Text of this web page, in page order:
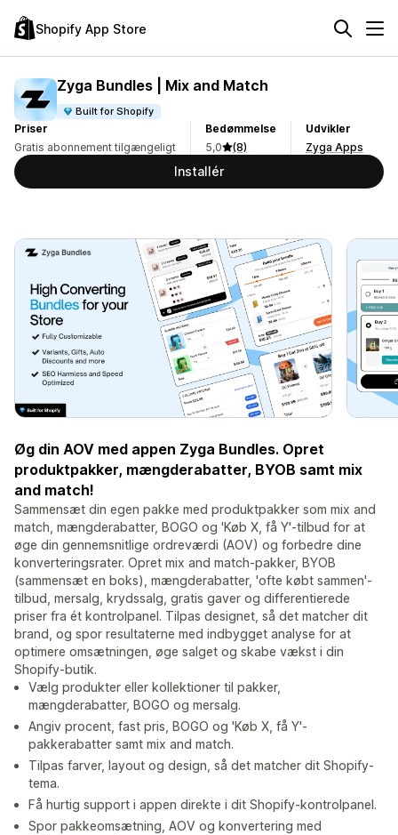
Shopify App Store
Zyga Bundles | Mix and Match
Built for Shopify
Priser
Gratis abonnement tilgængeligt
Bedømmelse
5,0
(8)
Udvikler
Zyga Apps
Installér
Øg din AOV med appen Zyga Bundles. Opret
produktpakker, mængderabatter, BYOB samt mix
and match!
Sammensæt din egen pakke med produktpakker som mix and
match, mængderabatter, BOGO og 'Køb X, få Y'-tilbud for at
øge din gennemsnitlige ordreværdi (AOV) og forbedre dine
konverteringsrater. Opret mix and match-pakker, BYOB
(sammensæt en boks), mængderabatter, 'ofte købt sammen'-
tilbud, mersalg, krydssalg, gratis gaver og differentierede
priser fra ét kontrolpanel. Tilpas designet, så det matcher dit
brand, og spor resultaterne med indbygget analyse for at
optimere omsætningen, øge salget og skabe vækst i din
Shopify-butik.
Vælg produkter eller kollektioner til pakker,
mængderabatter, BOGO og mersalg.
Angiv procent, fast pris, BOGO og 'Køb X, få Y'-
pakkerabatter samt mix and match.
Tilpas farver, layout og design, så det matcher dit Shopify-
tema.
Få hurtig support i appen direkte i dit Shopify-kontrolpanel.
Spor pakkeomsætning, AOV og konvertering med